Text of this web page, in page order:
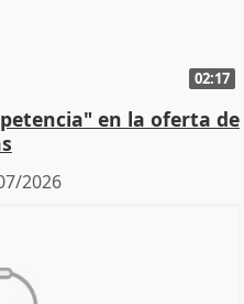
02:17
en la oferta de
2026